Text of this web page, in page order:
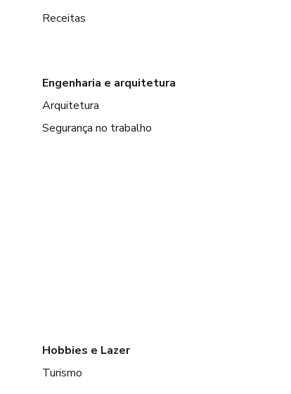
Receitas
Engenharia e arquitetura
Arquitetura
Segurança no trabalho
Hobbies e Lazer
Turismo